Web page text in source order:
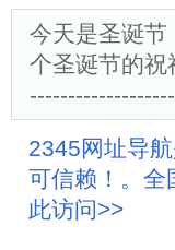
今天是圣诞
个圣诞节的
2345网址导
可信赖！。
此访问>>